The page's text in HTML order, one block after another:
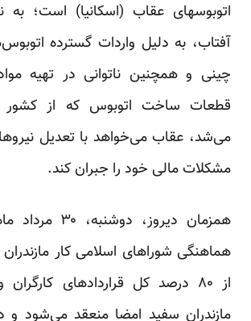
اتوبوسهای عقاب (اسکانیا) است؛ به
آفتاب، به دلیل واردات گسترده
چینی و همچنین ناتوانی در تهیه
قطعات ساخت اتوبوس که از کشور
می‌شد، عقاب می‌خواهد با تعدیل
مشکلات مالی خود را جبران کند.
همزمان دیروز،
هماهنگی شوراهای اسلامی کار
از ۸۰ درصد کل قرارداد‌های
مازندران سفید امضا منعقد می‌شود و